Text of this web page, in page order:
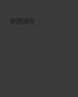
實體課程